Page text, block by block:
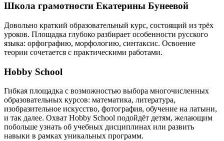
Школа грамотности Екатерины Бунеевой
Довольно краткий образовательный курс, состоящий из трёх
уроков. Площадка глубоко разбирает особенности русского
языка: орфографию, морфологию, синтаксис. Освоение
теории сочетается с практическими работами.
Hobby School
Гибкая площадка с возможностью выбора многочисленных
образовательных курсов: математика, литература,
изобразительное искусство, фотография, обучение на латыни,
и так далее. Охват Hobby School подойдёт детям, желающим
побольше узнать об учебных дисциплинах или развить
навыки в рамках уникальных программ.